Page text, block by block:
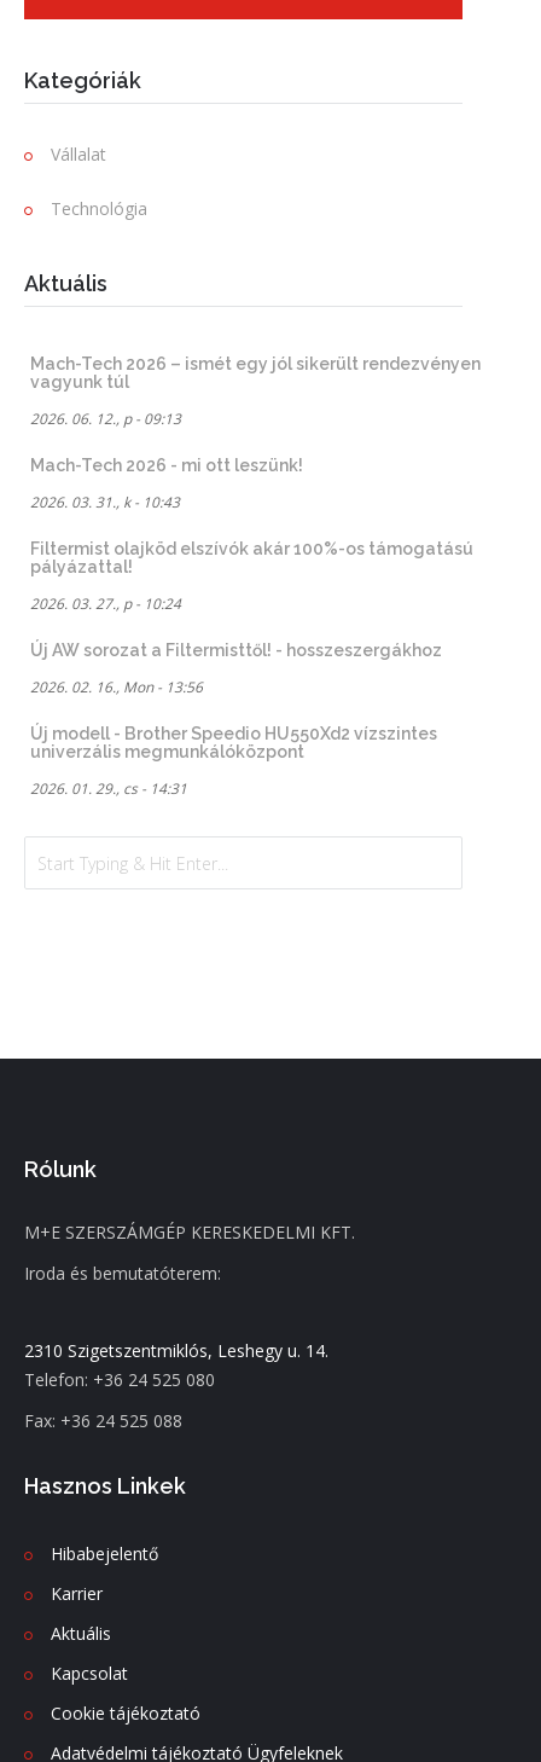
Kategóriák
Vállalat
Technológia
Aktuális
Mach-Tech 2026 – ismét egy jól sikerült rendezvényen
vagyunk túl
2026. 06. 12., p - 09:13
Mach-Tech 2026 - mi ott leszünk!
2026. 03. 31., k - 10:43
Filtermist olajköd elszívók akár 100%-os támogatású
pályázattal!
2026. 03. 27., p - 10:24
Új AW sorozat a Filtermisttől! - hosszeszergákhoz
2026. 02. 16., Mon - 13:56
Új modell - Brother Speedio HU550Xd2 vízszintes
univerzális megmunkálóközpont
2026. 01. 29., cs - 14:31
Rólunk
M+E SZERSZÁMGÉP KERESKEDELMI KFT.
Iroda és bemutatóterem:
2310 Szigetszentmiklós, Leshegy u. 14.
Telefon: +36 24 525 080
Fax: +36 24 525 088
Hasznos Linkek
Hibabejelentő
Karrier
Aktuális
Kapcsolat
Cookie tájékoztató
Adatvédelmi tájékoztató Ügyfeleknek